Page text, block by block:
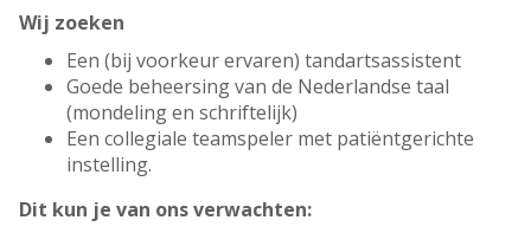
Wij zoeken
Een (bij voorkeur ervaren) tandartsassistent
Goede beheersing van de Nederlandse taal
(mondeling en schriftelijk)
Een collegiale teamspeler met patiëntgerichte
instelling.
Dit kun je van ons verwachten: